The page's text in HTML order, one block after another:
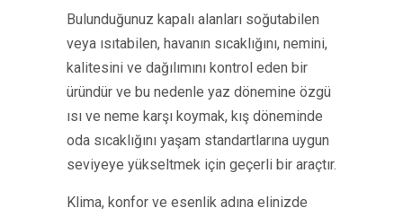
Bulunduğunuz kapalı alanları soğutabilen
veya ısıtabilen, havanın sıcaklığını, nemini,
kalitesini ve dağılımını kontrol eden bir
üründür ve bu nedenle yaz dönemine özgü
ısı ve neme karşı koymak, kış döneminde
oda sıcaklığını yaşam standartlarına uygun
seviyeye yükseltmek için geçerli bir araçtır.
Klima, konfor ve esenlik adına elinizde